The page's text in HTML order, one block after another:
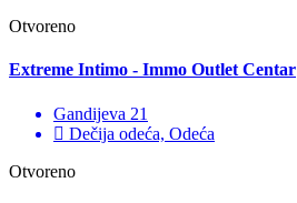
Otvoreno
Extreme Intimo - Immo Outlet Centar
Gandijeva 21
Dečija odeća, Odeća
Otvoreno